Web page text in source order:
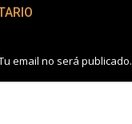
email no será publicado.